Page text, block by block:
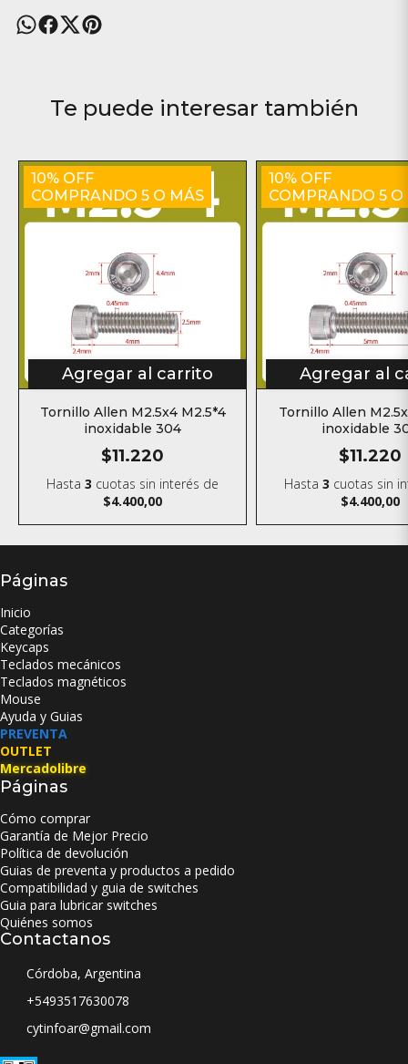
Te puede interesar también
10% OFF
COMPRANDO 5 O MÁS
Agregar al carrito
Tornillo Allen M2.5x4 M2.5*4
inoxidable 304
$11.220
Hasta3 cuotas sin interés de
$4.400,00
10% OFF
COMPRANDO 5 O
Agregar al
Tornillo Allen
inoxidable
$11.220
Hasta3 cuotas sin
$4.400,00
Páginas
Inicio
Categorías
Keycaps
Teclados mecánicos
Teclados magnéticos
Mouse
Ayuda y Guias
PREVENTA
OUTLET
Mercadolibre
Páginas
Cómo comprar
Garantía de Mejor Precio
Política de devolución
Guias de preventa y productos a pedido
Compatibilidad y guia de switches
Guia para lubricar switches
Quiénes somos
Contactanos
Córdoba, Argentina
+5493517630078
cytinfoar@gmail.com